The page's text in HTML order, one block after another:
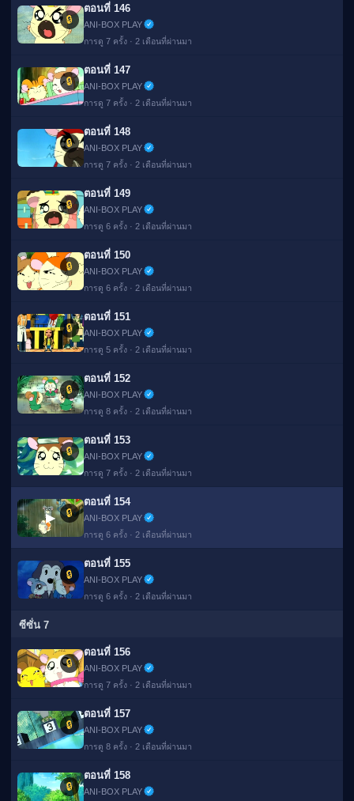
🔒
ตอนที่ 146
ANI-BOX PLAY
การดู 7 ครั้ง · 2 เดือนที่ผ่านมา
🔒
ตอนที่ 147
ANI-BOX PLAY
การดู 7 ครั้ง · 2 เดือนที่ผ่านมา
🔒
ตอนที่ 148
ANI-BOX PLAY
การดู 7 ครั้ง · 2 เดือนที่ผ่านมา
🔒
ตอนที่ 149
ANI-BOX PLAY
การดู 6 ครั้ง · 2 เดือนที่ผ่านมา
🔒
ตอนที่ 150
ANI-BOX PLAY
การดู 6 ครั้ง · 2 เดือนที่ผ่านมา
🔒
ตอนที่ 151
ANI-BOX PLAY
การดู 5 ครั้ง · 2 เดือนที่ผ่านมา
🔒
ตอนที่ 152
ANI-BOX PLAY
การดู 8 ครั้ง · 2 เดือนที่ผ่านมา
🔒
ตอนที่ 153
ANI-BOX PLAY
การดู 7 ครั้ง · 2 เดือนที่ผ่านมา
▶ 🔒
ตอนที่ 154
ANI-BOX PLAY
การดู 6 ครั้ง · 2 เดือนที่ผ่านมา
🔒
ตอนที่ 155
ANI-BOX PLAY
การดู 6 ครั้ง · 2 เดือนที่ผ่านมา
ซีซั่น 7
🔒
ตอนที่ 156
ANI-BOX PLAY
การดู 7 ครั้ง · 2 เดือนที่ผ่านมา
🔒
ตอนที่ 157
ANI-BOX PLAY
การดู 8 ครั้ง · 2 เดือนที่ผ่านมา
🔒
ตอนที่ 158
ANI-BOX PLAY